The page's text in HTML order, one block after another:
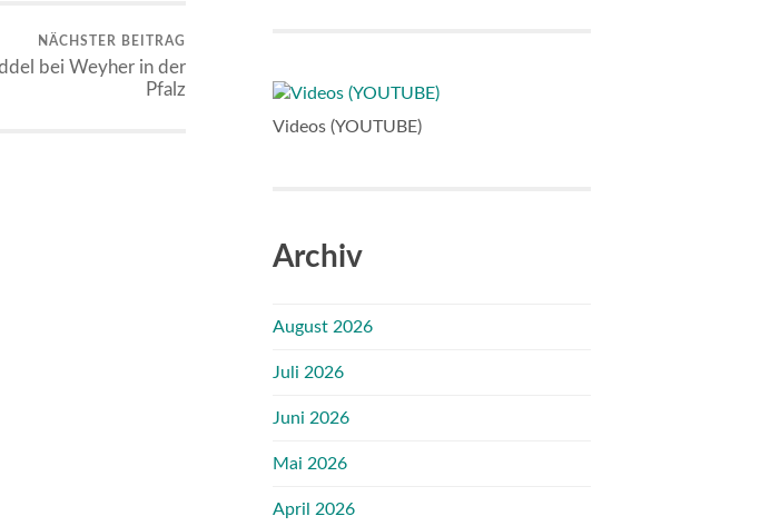
NÄCHSTER BEITRAG
bei Weyher in der
Pfalz
Videos (YOUTUBE)
Archiv
August 2026
Juli 2026
Juni 2026
Mai 2026
April 2026